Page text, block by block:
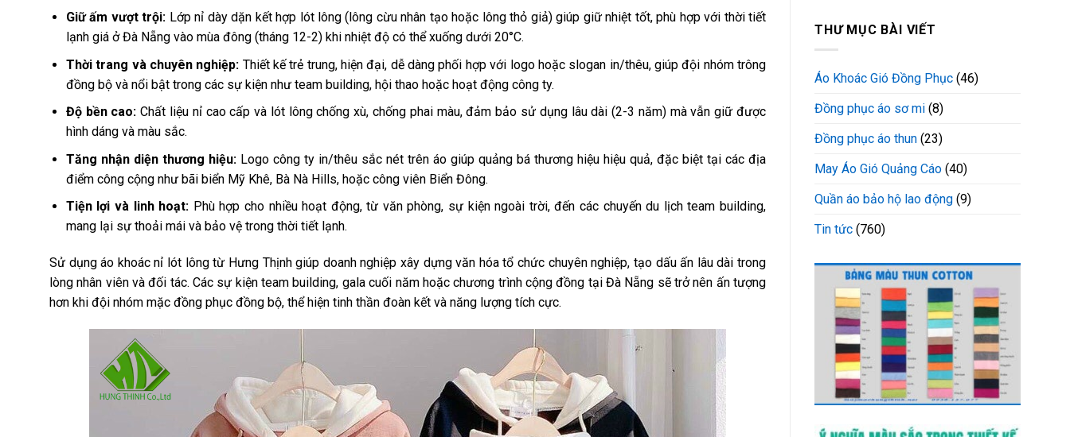
Giữ ấm vượt trội: Lớp nỉ dày dặn kết hợp lót lông (lông cừu nhân tạo hoặc lông thỏ giả) giúp giữ nhiệt tốt, phù hợp với thời tiết
lạnh giá ở Đà Nẵng vào mùa đông (tháng 12-2) khi nhiệt độ có thể xuống dưới 20°C.
Thời trang và chuyên nghiệp: Thiết kế trẻ trung, hiện đại, dễ dàng phối hợp với logo hoặc slogan in/thêu, giúp đội nhóm trông
đồng bộ và nổi bật trong các sự kiện như team building, hội thao hoặc hoạt động công ty.
Độ bền cao: Chất liệu nỉ cao cấp và lót lông chống xù, chống phai màu, đảm bảo sử dụng lâu dài (2-3 năm) mà vẫn giữ được
hình dáng và màu sắc.
Tăng nhận diện thương hiệu:Logo công ty in/thêu sắc nét trên áo giúp quảng bá thương hiệu hiệu quả, đặc biệt tại các địa
điểm công cộng như bãi biển Mỹ Khê, Bà Nà Hills, hoặc công viên Biển Đông.
Tiện lợi và linh hoạt: Phù hợp cho nhiều hoạt động, từ văn phòng, sự kiện ngoài trời, đến các chuyến du lịch team building,
mang lại sự thoải mái và bảo vệ trong thời tiết lạnh.
Sử dụng áo khoác nỉ lót lông từ Hưng Thịnh giúp doanh nghiệp xây dựng văn hóa tổ chức chuyên nghiệp, tạo dấu ấn lâu dài trong
lòng nhân viên và đối tác. Các sự kiện team building, gala cuối năm hoặc chương trình cộng đồng tại Đà Nẵng sẽ trở nên ấn tượng
hơn khi đội nhóm mặc đồng phục đồng bộ, thể hiện tinh thần đoàn kết và năng lượng tích cực.
THƯ MỤC BÀI VIẾT
Áo Khoác Gió Đồng Phục (46)
Đồng phục áo sơ mi (8)
Đồng phục áo thun (23)
May Áo Gió Quảng Cáo (40)
Quần áo bảo hộ lao động (9)
Tin tức (760)